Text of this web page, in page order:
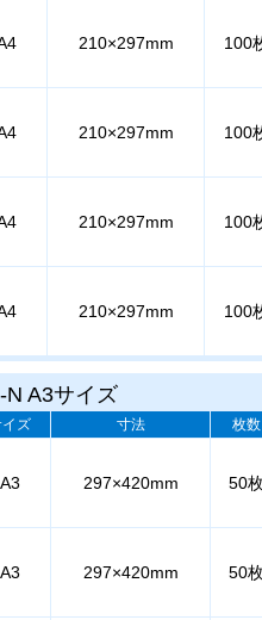
210×297mm 100
210×297mm 100
210×297mm 100
210×297mm 100
N A3サイズ
ズ 寸法 枚数
A3 297×420mm 50枚
A3 297×420mm 50枚